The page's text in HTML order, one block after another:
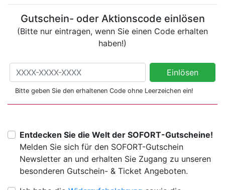
Gutschein- oder Aktionscode einlösen
(Bitte nur eintragen, wenn Sie einen Code erhalten
haben!)
Gutschein- oder Aktionscode einlösen
(Bitte nur eintragen, wenn Sie einen Code erhalten haben!)
Einlösen
Bitte geben Sie den erhaltenen Code ohne Leerzeichen ein!
Entdecken Sie die Welt der SOFORT-Gutscheine!
Melden Sie sich für den SOFORT-Gutschein
Newsletter an und erhalten Sie Zugang zu unseren
besonderen Gutschein- & Ticket Angeboten.